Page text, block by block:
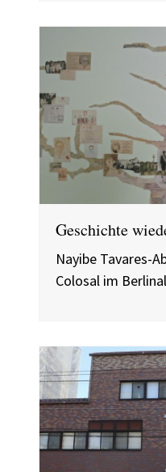
Geschichte
Nayibe Tavares-
Colosal im